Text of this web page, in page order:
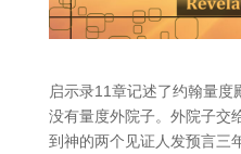
启示录11章记述了约翰量度
没有量度外院子。外院子交
到神的两个见证人发预言三